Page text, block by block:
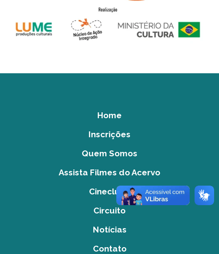
Home
Inscrições
Quem Somos
Assista Filmes do Acervo
Cineclube
Circuito
Notícias
Contato